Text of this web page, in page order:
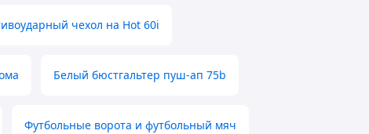
чехол на Hot 60i
Белый бюстгальтер пуш-ап 75b
Футбольные ворота и футбольный мяч